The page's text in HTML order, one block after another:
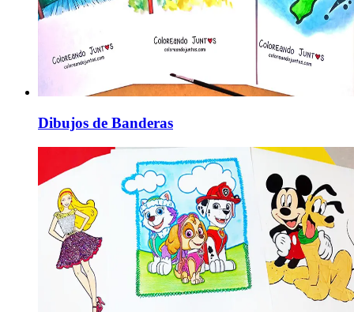
Dibujos de Banderas